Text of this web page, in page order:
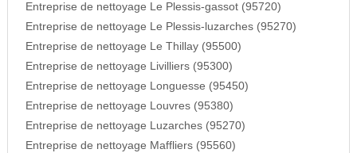
Entreprise de nettoyage Le Plessis-gassot (95720)
Entreprise de nettoyage Le Plessis-luzarches (95270)
Entreprise de nettoyage Le Thillay (95500)
Entreprise de nettoyage Livilliers (95300)
Entreprise de nettoyage Longuesse (95450)
Entreprise de nettoyage Louvres (95380)
Entreprise de nettoyage Luzarches (95270)
Entreprise de nettoyage Maffliers (95560)